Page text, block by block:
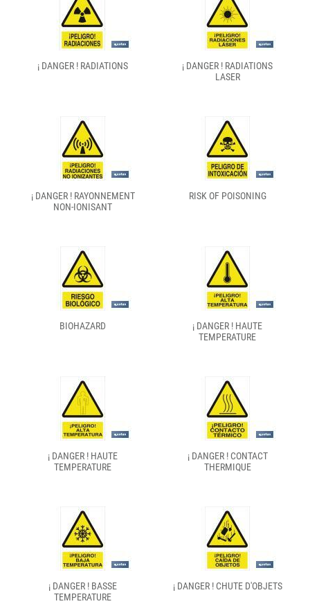
¡ DANGER ! RADIATIONS
¡ DANGER ! RADIATIONS
LASER
¡ DANGER ! RAYONNEMENT
NON-IONISANT
RISK OF POISONING
BIOHAZARD
¡ DANGER ! HAUTE
TEMPERATURE
¡ DANGER ! HAUTE
TEMPERATURE
¡ DANGER ! CONTACT
THERMIQUE
¡ DANGER ! BASSE
TEMPERATURE
¡ DANGER ! CHUTE D'OBJETS